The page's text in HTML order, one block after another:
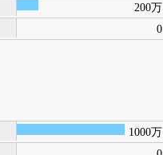
200万
0
1000万